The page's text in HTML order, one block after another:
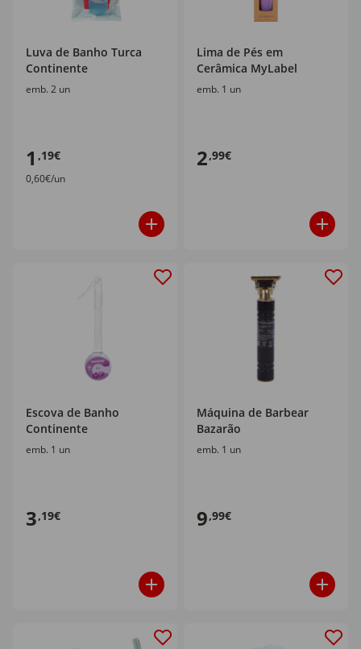
Luva de Banho Turca
Continente
emb. 2 un
1 ,19€
0,60€/un
Lima de Pés em
Cerâmica MyLabel
emb. 1 un
2,99€
Escova de Banho
Continente
emb. 1 un
3,19€
Máquina de Barbear
Bazarão
emb. 1 un
9,99€